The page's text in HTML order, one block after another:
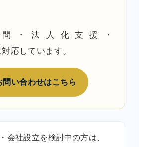
・法人化支援・
応しています。
問い合わせはこちら
会社設立を検討中の方は、